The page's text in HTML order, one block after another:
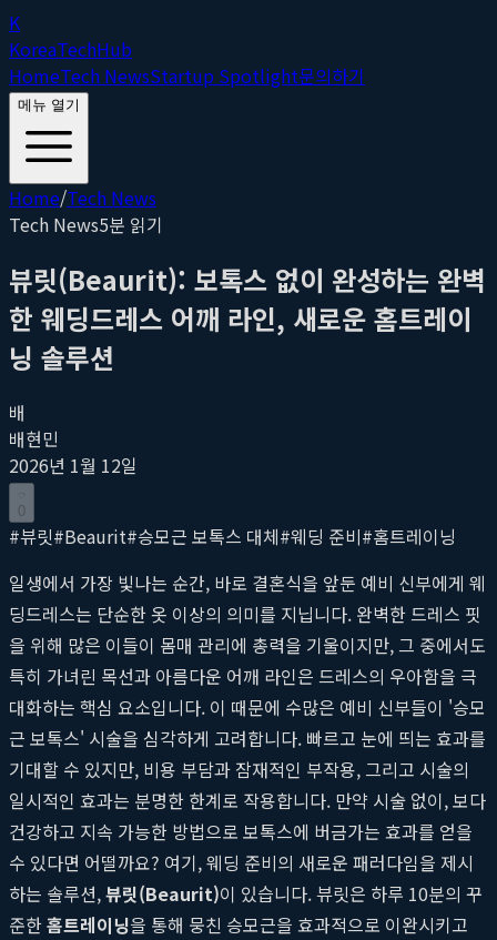
K
KoreaTechHub
HomeTech NewsStartup Spotlight문의하기
메뉴 열기
Home/Tech News
Tech News5분 읽기
뷰릿(Beaurit): 보톡스 없이 완성하는 완벽
한 웨딩드레스 어깨 라인, 새로운 홈트레이
닝 솔루션
배
배현민
2026년 1월 12일
0
#뷰릿#Beaurit#승모근 보톡스 대체#웨딩 준비#홈트레이닝
일생에서 가장 빛나는 순간, 바로 결혼식을 앞둔 예비 신부에게 웨
딩드레스는 단순한 옷 이상의 의미를 지닙니다. 완벽한 드레스 핏
을 위해 많은 이들이 몸매 관리에 총력을 기울이지만, 그 중에서도
특히 가녀린 목선과 아름다운 어깨 라인은 드레스의 우아함을 극
대화하는 핵심 요소입니다. 이 때문에 수많은 예비 신부들이 '승모
근 보톡스' 시술을 심각하게 고려합니다. 빠르고 눈에 띄는 효과를
기대할 수 있지만, 비용 부담과 잠재적인 부작용, 그리고 시술의
일시적인 효과는 분명한 한계로 작용합니다. 만약 시술 없이, 보다
건강하고 지속 가능한 방법으로 보톡스에 버금가는 효과를 얻을
수 있다면 어떨까요? 여기, 웨딩 준비의 새로운 패러다임을 제시
하는 솔루션,뷰릿(Beaurit)이 있습니다. 뷰릿은 하루 10분의 꾸
준한홈트레이닝을 통해 뭉친 승모근을 효과적으로 이완시키고